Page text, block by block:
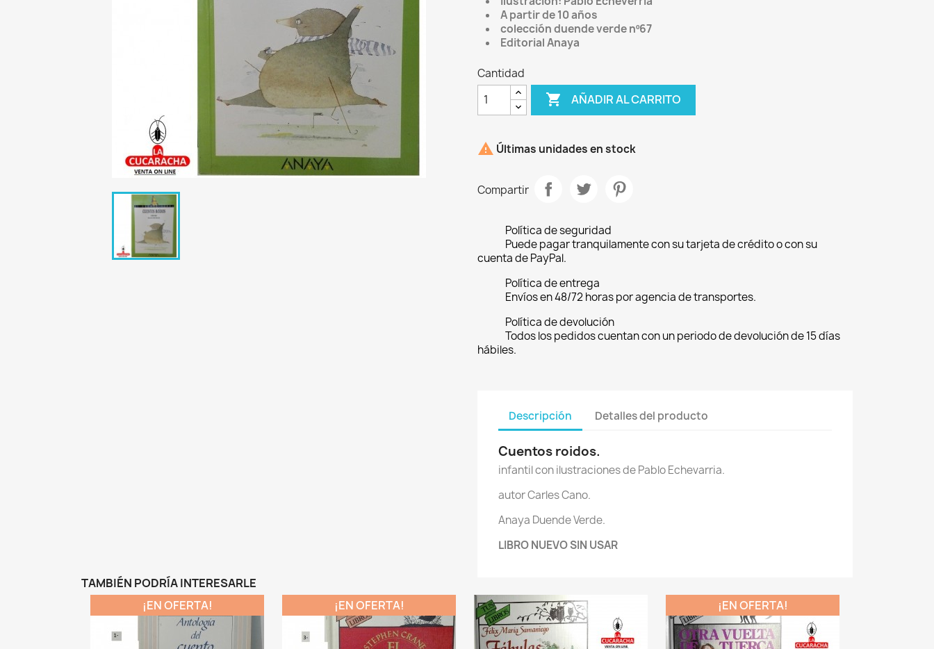
A partir de 10 años
colección duende verde nº67
Editorial Anaya
Cantidad
 AÑADIR AL CARRITO
 Últimas unidades en stock
Compartir
Política de seguridad
Puede pagar tranquilamente con su tarjeta de crédito o con su
cuenta de PayPal.
Política de entrega
Envíos en 48/72 horas por agencia de transportes.
Política de devolución
Todos los pedidos cuentan con un periodo de devolución de 15 días
hábiles.
Descripción Detalles del producto
Cuentos roidos.
infantil con ilustraciones de Pablo Echevarria.
autor Carles Cano.
Anaya Duende Verde.
LIBRO NUEVO SIN USAR
TAMBIÉN PODRÍA INTERESARLE
¡EN OFERTA! ¡EN OFERTA! ¡EN OFERTA!